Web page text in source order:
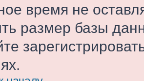
время не
размер базы